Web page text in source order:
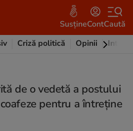
SusțineContCaută
Criză politică Opinii
de o vedetă a postului
pentru a întreține